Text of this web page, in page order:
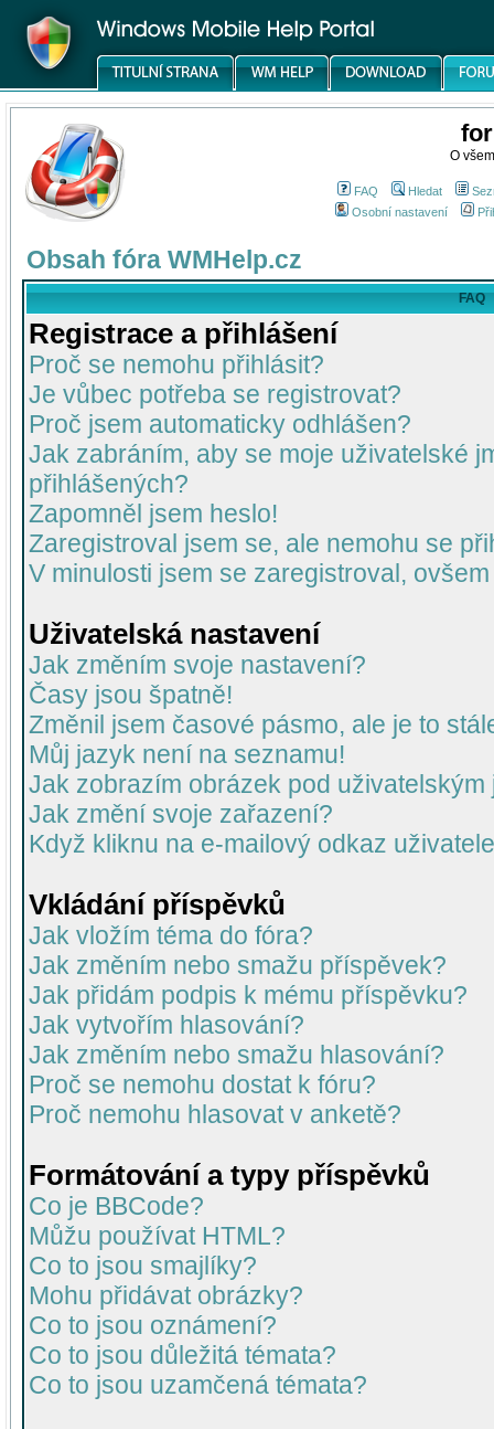
O
FAQ Hledat
Osobní nastavení
Obsah fóra WMHelp.cz
FAQ
Registrace a přihlášení
Proč se nemohu přihlásit?
Je vůbec potřeba se registrovat?
Proč jsem automaticky odhlášen?
Jak zabráním, aby se moje uživatelské
přihlášených?
Zapomněl jsem heslo!
Zaregistroval jsem se, ale nemohu se
V minulosti jsem se zaregistroval,
Uživatelská nastavení
Jak změním svoje nastavení?
Časy jsou špatně!
Změnil jsem časové pásmo, ale je to
Můj jazyk není na seznamu!
Jak zobrazím obrázek pod uživatelským
Jak změní svoje zařazení?
Když kliknu na e-mailový odkaz
Vkládání příspěvků
Jak vložím téma do fóra?
Jak změním nebo smažu příspěvek?
Jak přidám podpis k mému příspěvku?
Jak vytvořím hlasování?
Jak změním nebo smažu hlasování?
Proč se nemohu dostat k fóru?
Proč nemohu hlasovat v anketě?
Formátování a typy příspěvků
Co je BBCode?
Můžu používat HTML?
Co to jsou smajlíky?
Mohu přidávat obrázky?
Co to jsou oznámení?
Co to jsou důležitá témata?
Co to jsou uzamčená témata?